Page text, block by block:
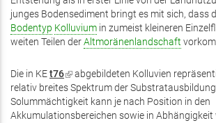
junges Bodensediment bringt es mit sich, dass
Bodentyp Kolluvium in zumeist kleineren
weiten Teilen derAltmoränenlandschaft
Die in KEt76(Link
ist
extern)
abgebildeten Kolluvien
relativ breites Spektrum der
Solummächtigkeit kann je nach Position in den
Akkumulationsbereichen sowie in Abhängigkeit